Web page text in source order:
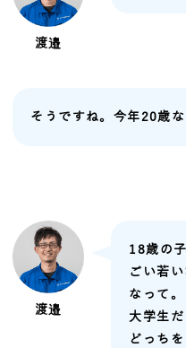
渡邉
そうですね。今年20歳な
渡邉
18歳の
ごい若
なって。
大学生だ
どっち